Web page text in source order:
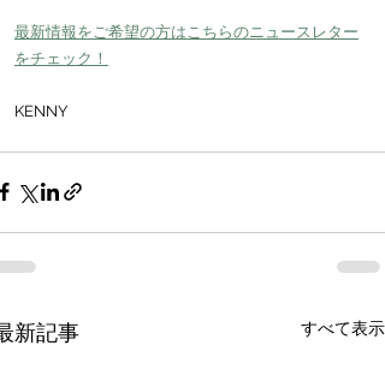
最新情報をご希望の方はこちらのニュースレター
をチェック！
KENNY
新記事 すべて表示